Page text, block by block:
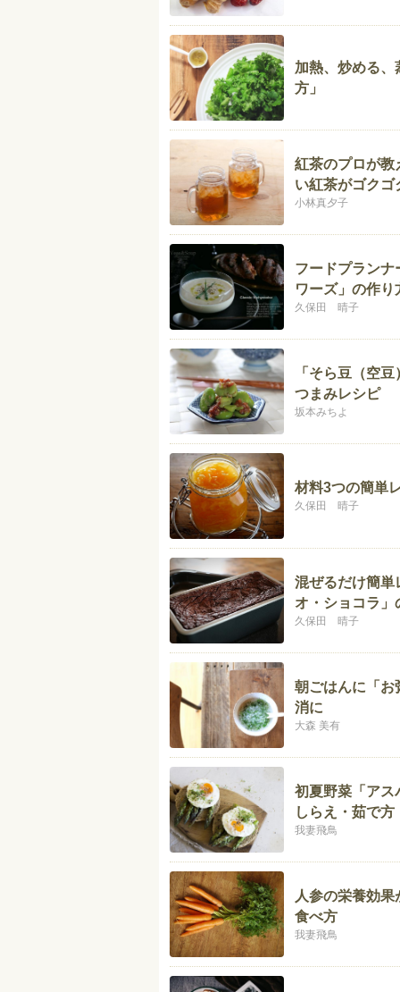
加熱、炒める、
方」
紅茶のプロが教
い紅茶がゴクゴ
小林真夕子
フードプランナ
ワーズ」の作り
久保田 晴子
「そら豆（空
つまみレシピ
坂本みちよ
材料3つの簡単
久保田 晴子
混ぜるだけ簡単
オ・ショコラ」
久保田 晴子
朝ごはんに「お
消に
大森 美有
初夏野菜「アス
しらえ・茹で方
我妻飛鳥
人参の栄養効
食べ方
我妻飛鳥